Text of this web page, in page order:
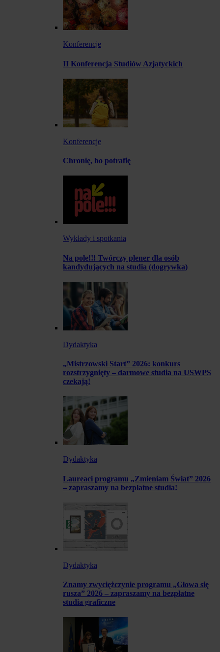
Konferencje
II Konferencja Studiów Azjatyckich
Konferencje
Chronię, bo potrafię
Wykłady i spotkania
Na pole!!! Twórczy plener dla osób
kandydujących na studia (dogrywka)
Dydaktyka
„Mistrzowski Start” 2026: konkurs
rozstrzygnięty – darmowe studia na USWPS
czekają!
Dydaktyka
Laureaci programu „Zmieniam Świat” 2026
– zapraszamy na bezpłatne studia!
Dydaktyka
Znamy zwyciężczynie programu „Głowa się
rusza” 2026 – zapraszamy na bezpłatne
studia graficzne